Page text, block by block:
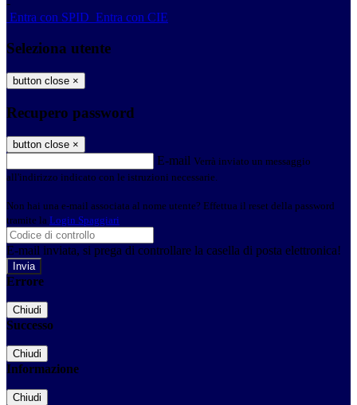
-
Entra con SPID Entra con CIE
Seleziona utente
button close ×
Recupero password
button close ×
E-mail Verrà inviato un messaggio
all'indirizzo indicato con le istruzioni necessarie.
Non hai una e-mail associata al nome utente? Effettua il reset della password
tramite la Login Spaggiari
E-mail inviata, si prega di controllare la casella di posta elettronica!
Errore
Chiudi
Successo
Chiudi
Informazione
Chiudi